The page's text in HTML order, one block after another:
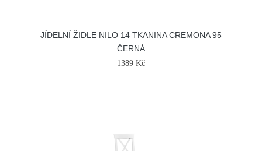
JÍDELNÍ ŽIDLE NILO 14 TKANINA CREMONA 95
ČERNÁ
1389 Kč